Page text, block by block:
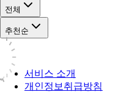
전체
추천순
서비스 소개
개인정보취급방침